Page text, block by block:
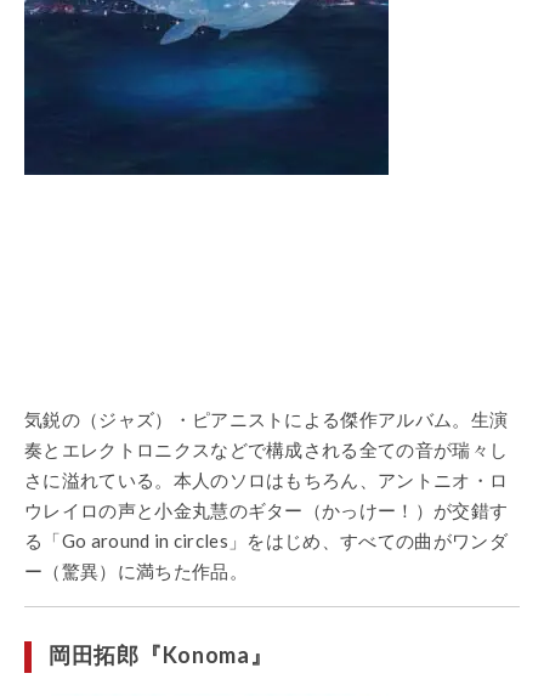
気鋭の（ジャズ）・ピアニストによる傑作アルバム。生演
奏とエレクトロニクスなどで構成される全ての音が瑞々し
さに溢れている。本人のソロはもちろん、アントニオ・ロ
ウレイロの声と小金丸慧のギター（かっけー！）が交錯す
る「Go around in circles」をはじめ、すべての曲がワンダ
ー（驚異）に満ちた作品。
岡田拓郎『Konoma』